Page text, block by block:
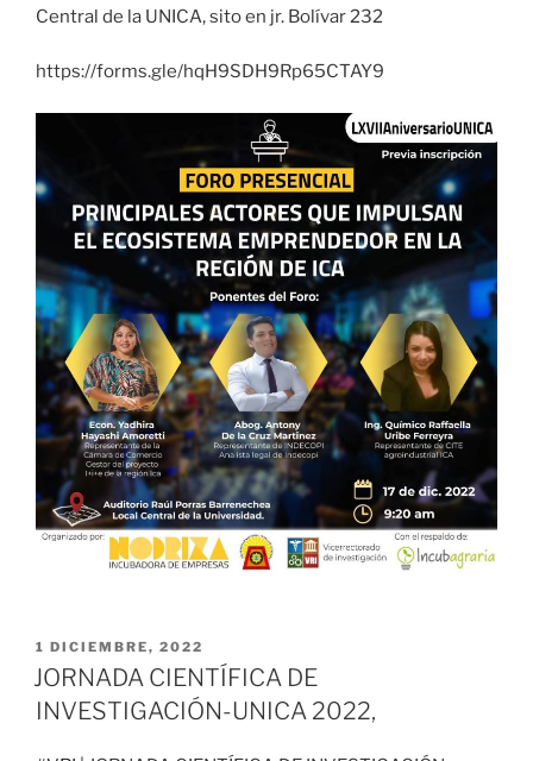
Central de la UNICA, sito en jr. Bolívar 232
https://forms.gle/hqH9SDH9Rp65CTAY9
PUBLICADO
EL
1 DICIEMBRE, 2022
JORNADA CIENTÍFICA DE
INVESTIGACIÓN-UNICA 2022,